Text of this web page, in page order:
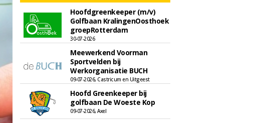
Hoofdgreenkeeper (m/v)
Golfbaan KralingenOosthoek
groepRotterdam
30-07-2026
Meewerkend Voorman
Sportvelden bij
Werkorganisatie BUCH
09-07-2026, Castricum en Uitgeest
Hoofd Greenkeeper bij
golfbaan De Woeste Kop
09-07-2026, Axel